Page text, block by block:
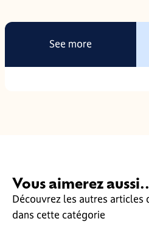
See more
Vous aimerez
Découvrez les autres articles
dans cette catégorie